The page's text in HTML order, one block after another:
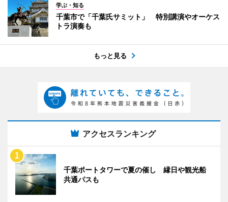
学ぶ・知る
千葉市で「千葉氏サミット」 特別講演やオーケス
トラ演奏も
もっと見る
アクセスランキング
千葉ポートタワーで夏の催し 縁日や観光船
共通パスも